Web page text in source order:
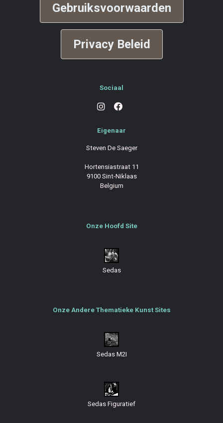
Gebruiksvoorwaarden
Privacy Beleid
Sociaal
Eigenaar
Steven De Saeger
Hortensiastraat 11
9100 Sint-Niklaas
Belgium
Onze Hoofd Site
Sedas
Onze Andere Thematieke Kunst Sites
Sedas M2I
Sedas Figuratief